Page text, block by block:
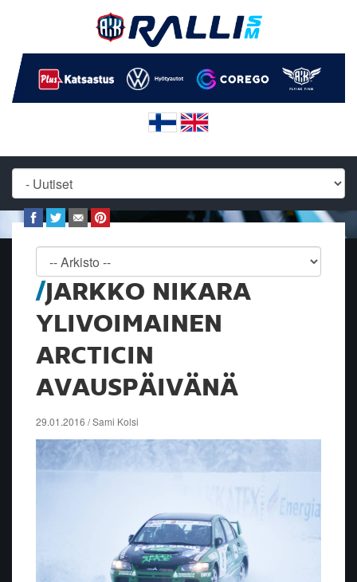
JARKKO NIKARA
YLIVOIMAINEN
ARCTICIN
AVAUSPÄIVÄNÄ
29.01.2016 / Sami Kolsi